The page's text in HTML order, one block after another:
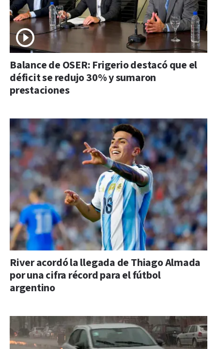
Balance de OSER: Frigerio destacó que el
déficit se redujo 30% y sumaron
prestaciones
River acordó la llegada de Thiago Almada
por una cifra récord para el fútbol
argentino